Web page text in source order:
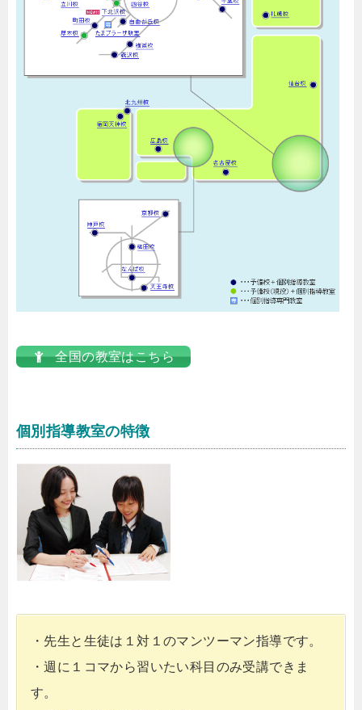
全国の教室はこちら
個別指導教室の特徴
・先生と生徒は１対１のマンツーマン指導です。
・週に１コマから習いたい科目のみ受講できま
す。